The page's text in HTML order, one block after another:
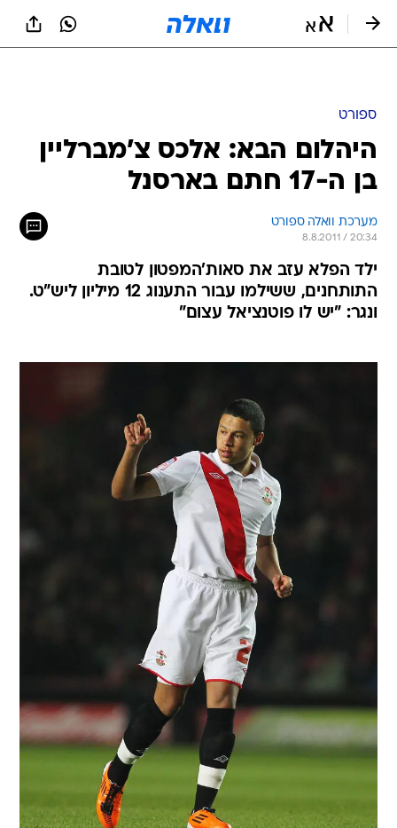
ספורט
היהלום הבא: אלכס צ'מברליין
בן ה-17 חתם בארסנל
מערכת וואלה ספורט
8.8.2011 / 20:34
ילד הפלא עזב את סאות'המפטון לטובת
התותחנים, ששילמו עבור התענוג 12 מיליון ליש"ט.
ונגר: "יש לו פוטנציאל עצום"